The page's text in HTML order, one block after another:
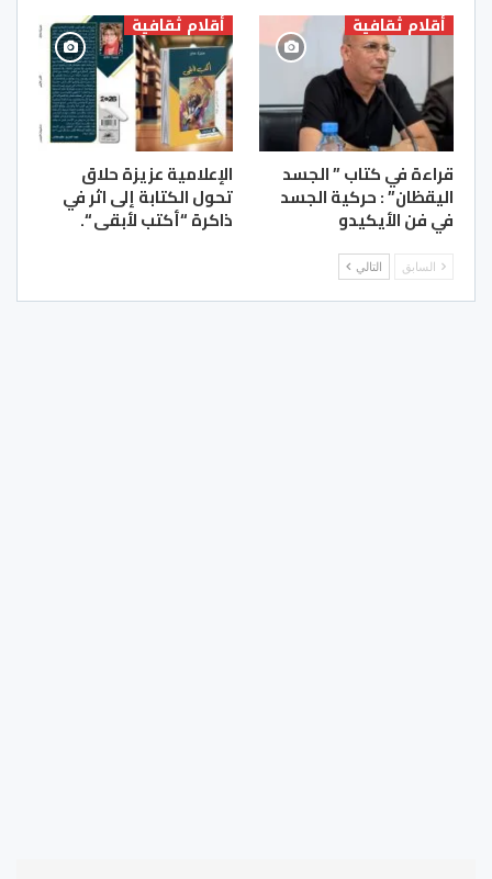
أقلام ثقافية
قراءة في كتاب ” الجسد
اليقظان” : حركية الجسد
في فن الأيكيدو
أقلام ثقافية
الإعلامية عزيزة حلاق
تحول الكتابة إلى اثر في
ذاكرة “أكتب لأبقى “.
السابق التالي